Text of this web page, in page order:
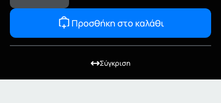
Προσθήκη στο καλάθι
Σύγκριση